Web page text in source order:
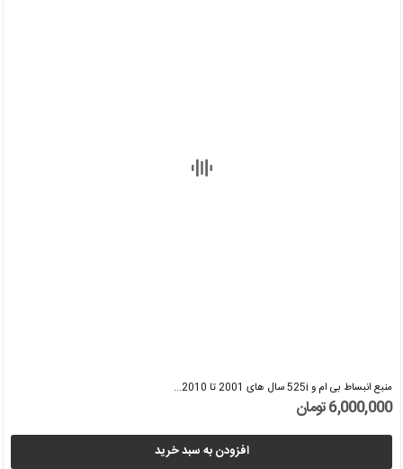
منبع انبساط بی ام و 525i سال های 2001 تا 2010...
6,000,000 تومان
افزودن به سبد خرید